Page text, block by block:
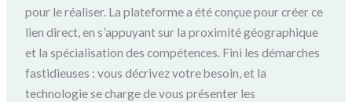
pour le réaliser. La plateforme a été conçue pour créer ce
lien direct, en s’appuyant sur la proximité géographique
et la spécialisation des compétences. Fini les démarches
fastidieuses : vous décrivez votre besoin, et la
technologie se charge de vous présenter les